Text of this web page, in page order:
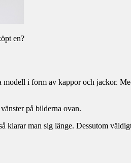
en?
i form av kappor och jackor.
på bilderna ovan.
klarar man sig länge. Dessutom